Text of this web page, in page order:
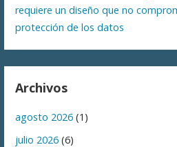
requiere un diseño que no
protección de los datos
Archivos
agosto 2026 (1)
julio 2026 (6)